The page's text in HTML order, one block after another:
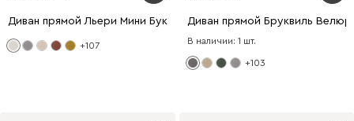
Диван прямой Льери Мини Букле Молочный
+107
Диван прямой Бруквиль
В наличии: 1 шт.
+103